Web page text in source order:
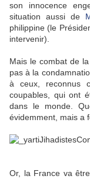
son innocence
situation aussi de
philippine (le
intervenir).
Mais le combat de
pas à la
à ceux, reconnus
coupables, qui ont
dans le monde.
évidemment, mais a
Or, la France va